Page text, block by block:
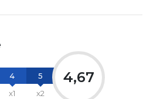
4
x1
5
x2
4,67